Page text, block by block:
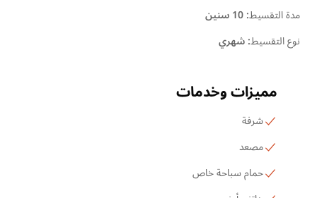
مدة التقسيط:10 سنين
نوع التقسيط:شهري
مميزات وخدمات
شرفة
مصعد
حمام سباحة خاص